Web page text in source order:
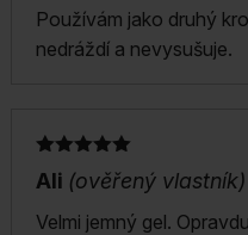
Používám jako druhý
nedráždí a nevysušuje.
Hodnocení
5z 5
Ali (ověřený vlastník)
Velmi jemný gel.